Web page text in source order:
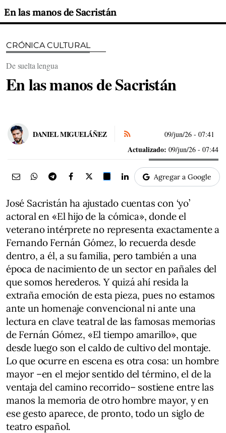
En las manos de Sacristán
CRÓNICA CULTURAL
De suelta lengua
En las manos de Sacristán
DANIEL MIGUELÁÑEZ 09/jun/26 - 07:41
Actualizado: 09/jun/26 - 07:44
Agregar a Google
José Sacristán ha ajustado cuentas con ‘yo’
actoral en «El hijo de la cómica», donde el
veterano intérprete no representa exactamente a
Fernando Fernán Gómez, lo recuerda desde
dentro, a él, a su familia, pero también a una
época de nacimiento de un sector en pañales del
que somos herederos. Y quizá ahí resida la
extraña emoción de esta pieza, pues no estamos
ante un homenaje convencional ni ante una
lectura en clave teatral de las famosas memorias
de Fernán Gómez, «El tiempo amarillo», que
desde luego son el caldo de cultivo del montaje.
Lo que ocurre en escena es otra cosa: un hombre
mayor –en el mejor sentido del término, el de la
ventaja del camino recorrido– sostiene entre las
manos la memoria de otro hombre mayor, y en
ese gesto aparece, de pronto, todo un siglo de
teatro español.